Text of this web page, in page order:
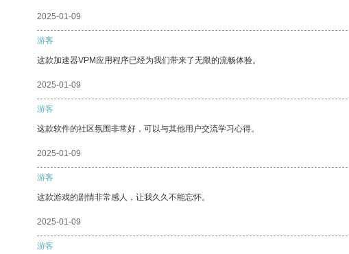
2025-01-09
游客
这款加速器VPM应用程序已经为我们带来了无限的流畅体验。
2025-01-09
游客
这款软件的社区氛围非常好，可以与其他用户交流学习心得。
2025-01-09
游客
这款游戏的剧情非常感人，让我久久不能忘怀。
2025-01-09
游客